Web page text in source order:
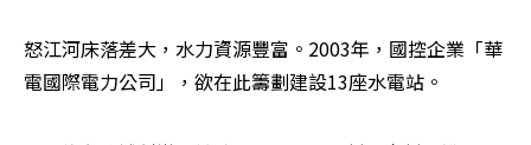
怒江河床落差大，水力資源豐富。2003年，國控企業「華
電國際電力公司」，欲在此籌劃建設13座水電站。